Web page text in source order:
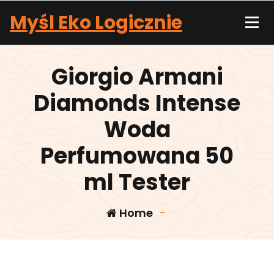
content
Myśl Eko Logicznie
Giorgio Armani
Diamonds Intense
Woda
Perfumowana 50
ml Tester
Home -